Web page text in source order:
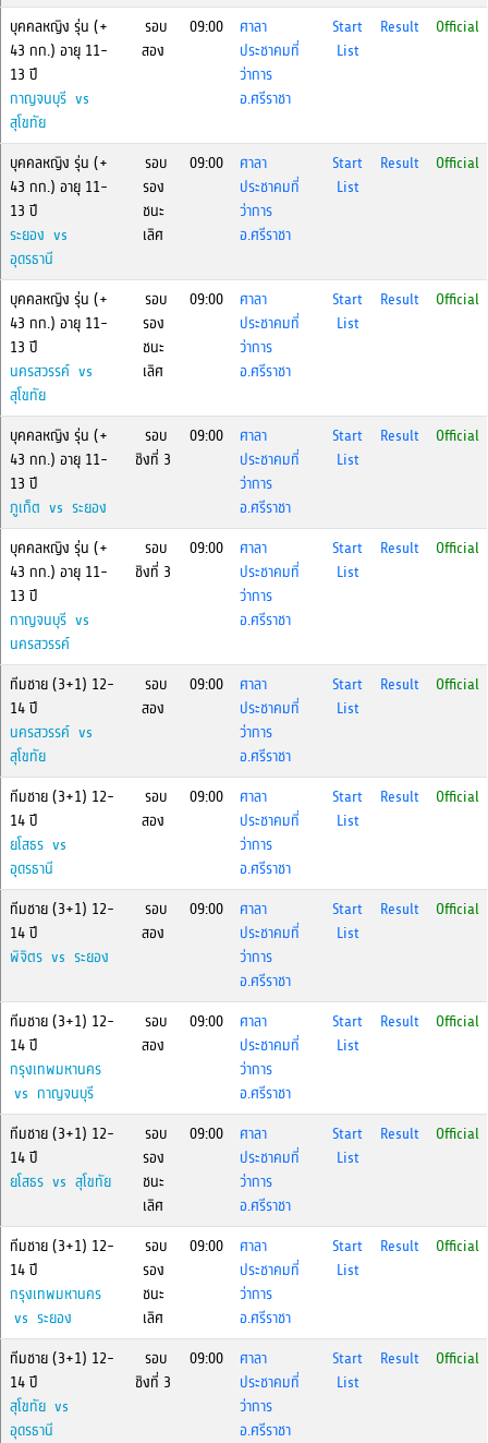
บุคคลหญิง รุ่น (+
43 กก.) อายุ 11-
13 ปี
กาญจนบุรี vs
สุโขทัย
รอบ
สอง
09:00
ศาลา
ประชาคมที่
ว่าการ
อ.ศรีราชา
Start
List
Result Official
บุคคลหญิง รุ่น (+
43 กก.) อายุ 11-
13 ปี
ระยอง vs
อุดรธานี
รอบ
รอง
ชนะ
เลิศ
09:00
ศาลา
ประชาคมที่
ว่าการ
อ.ศรีราชา
Start
List
Result Official
บุคคลหญิง รุ่น (+
43 กก.) อายุ 11-
13 ปี
นครสวรรค์ vs
สุโขทัย
รอบ
รอง
ชนะ
เลิศ
09:00
ศาลา
ประชาคมที่
ว่าการ
อ.ศรีราชา
Start
List
Result Official
บุคคลหญิง รุ่น (+
43 กก.) อายุ 11-
13 ปี
ภูเก็ต vs ระยอง
รอบ
ชิงที่ 3
09:00
ศาลา
ประชาคมที่
ว่าการ
อ.ศรีราชา
Start
List
Result Official
บุคคลหญิง รุ่น (+
43 กก.) อายุ 11-
13 ปี
กาญจนบุรี vs
นครสวรรค์
รอบ
ชิงที่ 3
09:00
ศาลา
ประชาคมที่
ว่าการ
อ.ศรีราชา
Start
List
Result Official
ทีมชาย (3+1) 12-
14 ปี
นครสวรรค์ vs
สุโขทัย
รอบ
สอง
09:00
ศาลา
ประชาคมที่
ว่าการ
อ.ศรีราชา
Start
List
Result Official
ทีมชาย (3+1) 12-
14 ปี
ยโสธร vs
อุดรธานี
รอบ
สอง
09:00
ศาลา
ประชาคมที่
ว่าการ
อ.ศรีราชา
Start
List
Result Official
ทีมชาย (3+1) 12-
14 ปี
พิจิตร vs ระยอง
รอบ
สอง
09:00
ศาลา
ประชาคมที่
ว่าการ
อ.ศรีราชา
Start
List
Result Official
ทีมชาย (3+1) 12-
14 ปี
กรุงเทพมหานคร
vs กาญจนบุรี
รอบ
สอง
09:00
ศาลา
ประชาคมที่
ว่าการ
อ.ศรีราชา
Start
List
Result Official
ทีมชาย (3+1) 12-
14 ปี
ยโสธร vs สุโขทัย
รอบ
รอง
ชนะ
เลิศ
09:00
ศาลา
ประชาคมที่
ว่าการ
อ.ศรีราชา
Start
List
Result Official
ทีมชาย (3+1) 12-
14 ปี
กรุงเทพมหานคร
vs ระยอง
รอบ
รอง
ชนะ
เลิศ
09:00
ศาลา
ประชาคมที่
ว่าการ
อ.ศรีราชา
Start
List
Result Official
ทีมชาย (3+1) 12-
14 ปี
สุโขทัย vs
อุดรธานี
รอบ
ชิงที่ 3
09:00
ศาลา
ประชาคมที่
ว่าการ
อ.ศรีราชา
Start
List
Result Official